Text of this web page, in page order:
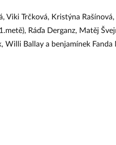
Viki Trčková, Kristýna
Ráďa Derganz, Matěj
Willi Ballay a benjamínek Fanda